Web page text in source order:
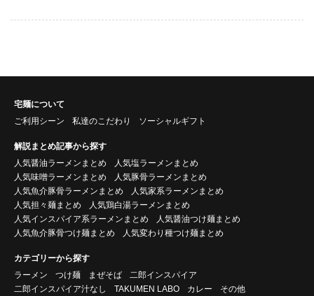
宅麺について
ご利用シーン
私達のこだわり ソーシャルギフト
解説まとめ記事から探す
人気醤油ラーメンまとめ
人気塩ラーメンまとめ
人気味噌ラーメンまとめ
人気豚骨ラーメンまとめ
人気魚介豚骨ラーメンまとめ
人気家系ラーメンまとめ
人気担々麺まとめ
人気鶏白湯ラーメンまとめ
人気インスパイア系ラーメンまとめ
人気醤油つけ麺まとめ
人気魚介豚骨つけ麺まとめ
人気変わり種つけ麺まとめ
カテゴリーから探す
ラーメン
つけ麺 まぜそば
二郎インスパイア
二郎インスパイア汁なし
TAKUMEN LABO カレー その他